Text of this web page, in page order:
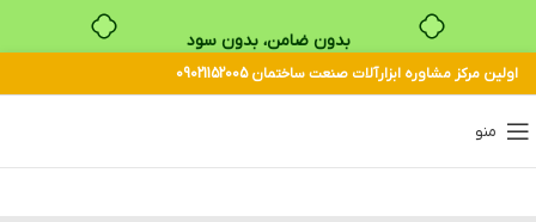
بدون ضامن، بدون سود
خرید قسطی با ترب‌پی
اولین مرکز مشاوره ابزارآلات صنعت ساختمان 09021152005
منو